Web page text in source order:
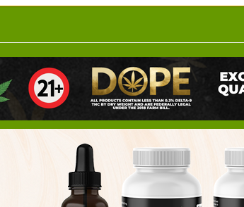
The Bank BCN
www.thebankbcn.com Como si de semillas genéticas